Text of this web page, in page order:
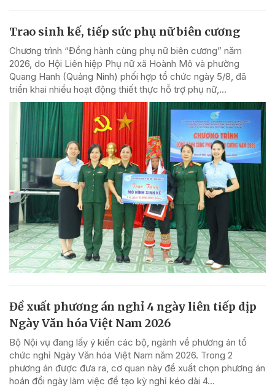
Trao sinh kế, tiếp sức phụ nữ biên cương
Chương trình “Đồng hành cùng phụ nữ biên cương” năm
2026, do Hội Liên hiệp Phụ nữ xã Hoành Mô và phường
Quang Hanh (Quảng Ninh) phối hợp tổ chức ngày 5/8, đã
triển khai nhiều hoạt động thiết thực hỗ trợ phụ nữ,...
Đề xuất phương án nghỉ 4 ngày liên tiếp dịp
Ngày Văn hóa Việt Nam 2026
Bộ Nội vụ đang lấy ý kiến các bộ, ngành về phương án tổ
chức nghỉ Ngày Văn hóa Việt Nam năm 2026. Trong 2
phương án được đưa ra, cơ quan này đề xuất chọn phương án
hoán đổi ngày làm việc để tạo kỳ nghỉ kéo dài 4...